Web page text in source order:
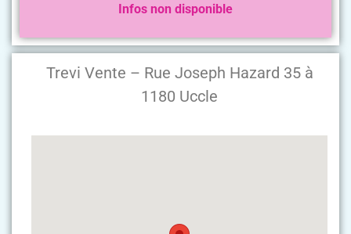
Trevi Vente – Rue Joseph Hazard 35 à
1180 Uccle
Infos non disponible